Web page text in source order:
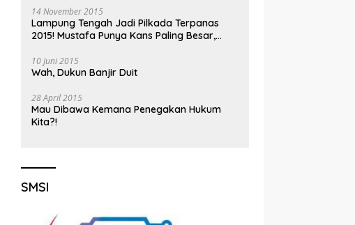
14 November 2015
Lampung Tengah Jadi Pilkada Terpanas
2015! Mustafa Punya Kans Paling Besar,
10 Juni 2015
Wah, Dukun Banjir Duit
28 April 2015
Mau Dibawa Kemana Penegakan Hukum
Kita?!
SMSI